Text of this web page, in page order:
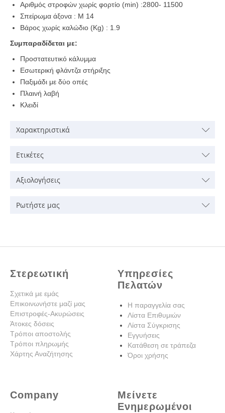
Aριθμός στροφών χωρίς φορτίο (min) :2800- 11500
Σπείρωμα άξονα : Μ 14
Bάρος χωρίς καλώδιο (Kg) : 1.9
Συμπαραδίδεται με:
Προστατευτικό κάλυμμα
Εσωτερική φλάντζα στήριξης
Παξιμάδι με δύο οπές
Πλαινή λαβή
Κλειδί
Χαρακτηριστικά
Ετικέτες
Αξιολογήσεις
Ρωτήστε μας
Στερεωτική
Σχετικά με εμάς
Επικοινωνήστε μαζί μας
Επιστροφές-Ακυρώσεις
Άτοκες δόσεις
Τρόποι αποστολής
Τρόποι πληρωμής
Χάρτης Αναζήτησης
Υπηρεσίες
Πελατών
Η παραγγελία σας
Λίστα Επιθυμιών
Λίστα Σύγκρισης
Εγγυήσεις
Κατάθεση σε τράπεζα
Όροι χρήσης
Company
Μείνετε
Ενημερωμένοι